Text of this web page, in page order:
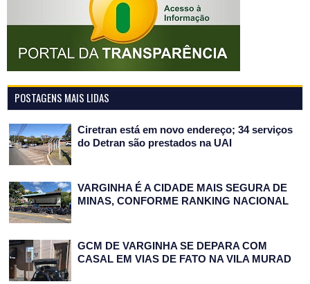
POSTAGENS MAIS LIDAS
Ciretran está em novo endereço; 34 serviços
do Detran são prestados na UAI
VARGINHA É A CIDADE MAIS SEGURA DE
MINAS, CONFORME RANKING NACIONAL
GCM DE VARGINHA SE DEPARA COM
CASAL EM VIAS DE FATO NA VILA MURAD